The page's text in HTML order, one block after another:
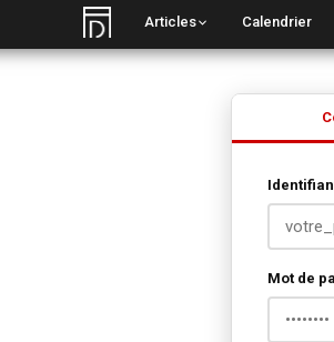
Articles Calendrier
Mot de